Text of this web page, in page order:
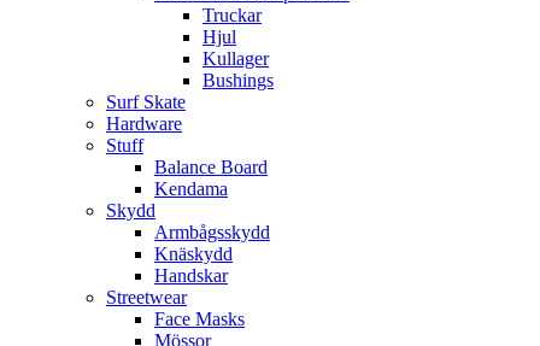
Truckar
Hjul
Kullager
Bushings
Surf Skate
Hardware
Stuff
Balance Board
Kendama
Skydd
Armbågsskydd
Knäskydd
Handskar
Streetwear
Face Masks
Mössor